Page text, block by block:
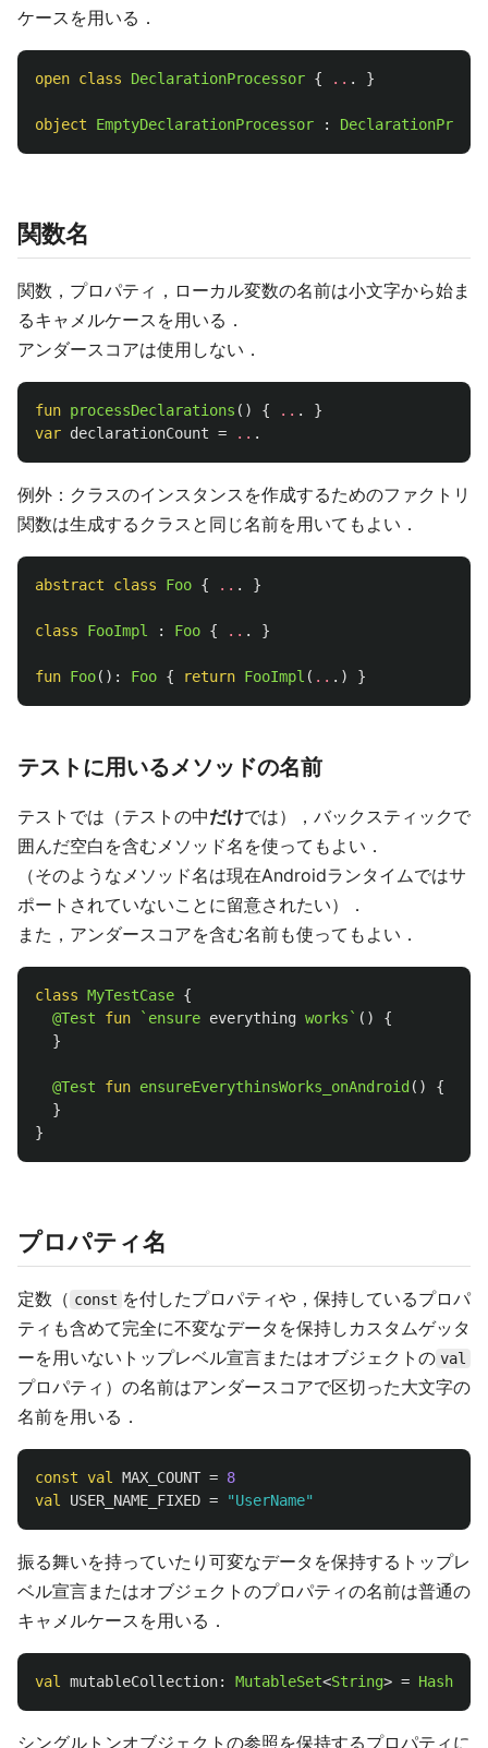
ケースを用いる．
open class DeclarationProcessor { .. . }
object EmptyDeclarationProcessor :
関数名
関数，プロパティ，ローカル変数の名前は小文字から始ま
るキャメルケースを用いる．
アンダースコアは使用しない．
fun processDeclarations () { .. .
}
var declarationCount = .. .
例外：クラスのインスタンスを作成するためのファクトリ
関数は生成するクラスと同じ名前を用いてもよい．
abstract class Foo { .. . }
class FooImpl : Foo { .. . }
fun Foo(): Foo { return FooImpl ( .. .) }
テストに用いるメソッドの名前
テストでは（テストの中だけでは），バックスティックで
囲んだ空白を含むメソッド名を使ってもよい．
（そのようなメソッド名は現在Androidランタイムではサ
ポートされていないことに留意されたい）．
また，アンダースコアを含む名前も使ってもよい．
class MyTestCase {
@Test
fun `ensure everything works` ()
{
}
@Test fun ensureEverythinsWorks_onAndroid ()
{
}
}
プロパティ名
定数（ const を付したプロパティや，保持しているプロパ
ティも含めて完全に不変なデータを保持しカスタムゲッタ
ーを用いないトップレベル宣言またはオブジェクトの val
プロパティ）の名前はアンダースコアで区切った大文字の
名前を用いる．
const val MAX_COUNT = 8
val
USER_NAME_FIXED = "UserName"
振る舞いを持っていたり可変なデータを保持するトップレ
ベル宣言またはオブジェクトのプロパティの名前は普通の
キャメルケースを用いる．
val mutableCollection: MutableSet<String> = HashSet
シングルトンオブジェクトの参照を保持するプロパティに